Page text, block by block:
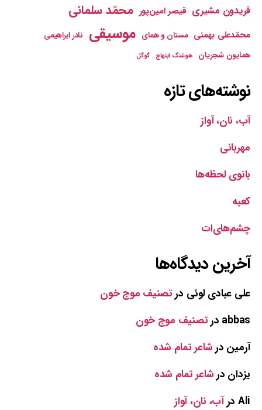
فریدون مشیری قیصر امین‌پور محمّد سلمانی
محمّدعلی بهمنی مستان و همای موسیقی نادر ابراهیمی
همایون شجریان
هوشنگ ابتهاج گوگل
نوشته‌های تازه
آب، نان، آواز
مهربانی
بانوی لحظه‌ها
کعبه
چشم‌های‌ات
آخرین دیدگاه‌ها
علی عبادی لوئی درتصنیف موج خون
abbas درتصنیف موج خون
آرمین درشاعر تمام شده
یزدان درشاعر تمام شده
Ali درآب، نان، آواز